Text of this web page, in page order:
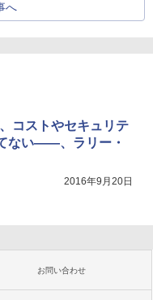
へ
コストやセキュリテ
ない――、ラリー・
2016年9月20日
お問い合わせ